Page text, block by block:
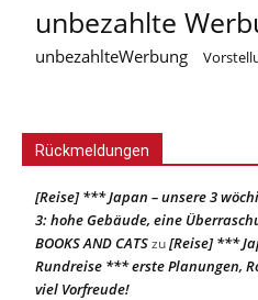
unbezahlte
unbezahlteWerbung
Rückmeldungen
[Reise] *** Japan – unsere 3
3: hohe Gebäude, eine
BOOKS AND CATSzu[Reise] ***
Rundreise *** erste Planungen,
viel Vorfreude!